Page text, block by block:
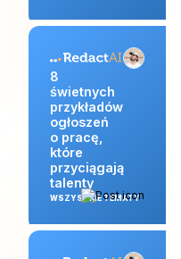
8
świetnych
przykładów
ogłoszeń
o pracę,
które
przyciągają
talenty
WSZYSTKIE TEMATY